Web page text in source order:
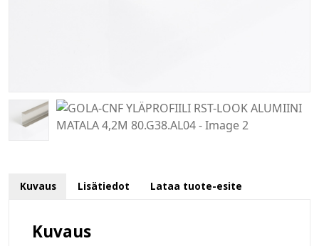
Kuvaus Lisätiedot Lataa tuote-esite
Kuvaus